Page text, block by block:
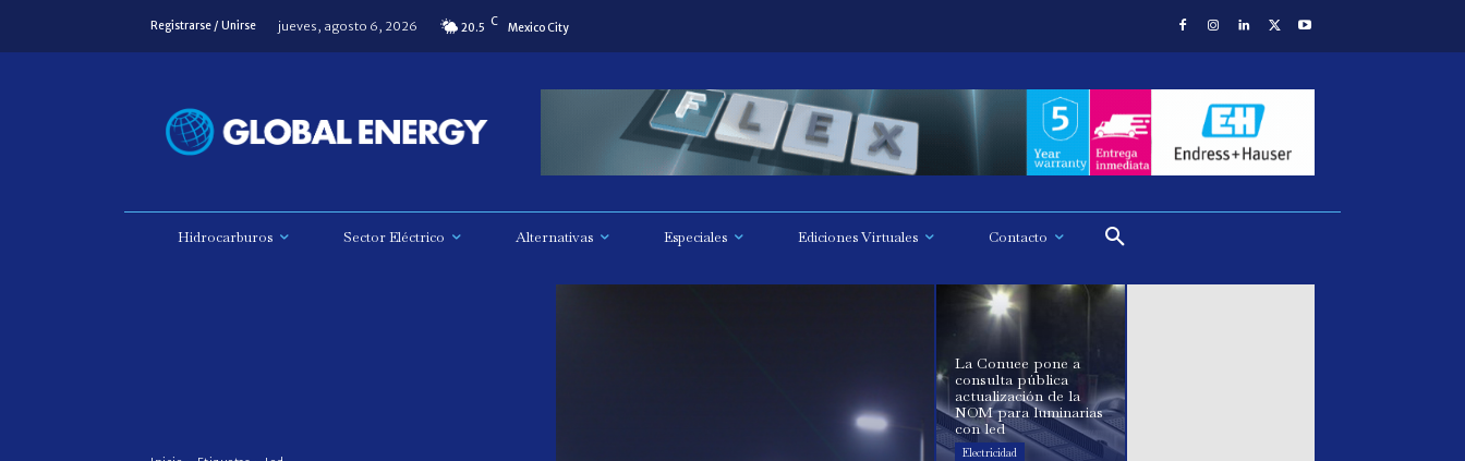
Registrarse / Unirse jueves, agosto 6, 2026 20.5 C Mexico City
Hidrocarburos Sector Eléctrico Alternativas Especiales Ediciones Virtuales Contacto
La Conuee pone a
consulta pública
actualización de la
NOM para luminarias
con led
Electricidad